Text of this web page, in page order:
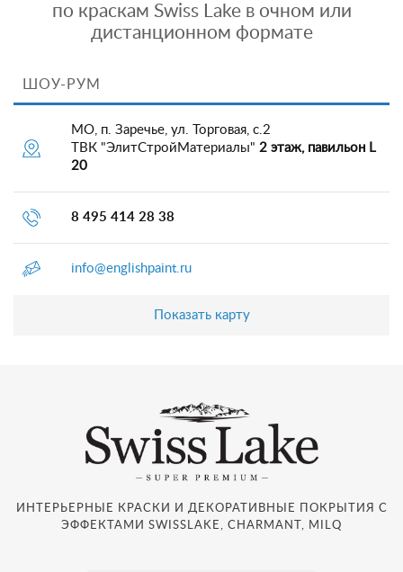
по краскам Swiss Lake в очном или
дистанционном формате
ШОУ-РУМ
МО, п. Заречье, ул. Торговая, с.2
ТВК "ЭлитСтройМатериалы" 2 этаж, павильон L
20
8 495 414 28 38
info@englishpaint.ru
Показать карту
ИНТЕРЬЕРНЫЕ КРАСКИ И ДЕКОРАТИВНЫЕ ПОКРЫТИЯ С
ЭФФЕКТАМИ SWISSLAKE, CHARMANT, MILQ